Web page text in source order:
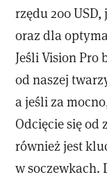
rzędu 200
oraz dla
Jeśli Vision Pro
od naszej
a jeśli za
Odcięcie się od
również jest
w soczewkach.